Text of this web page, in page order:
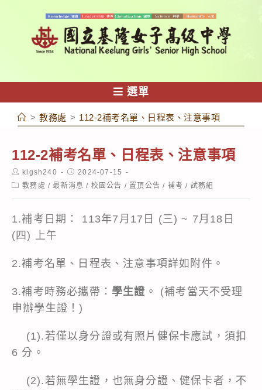
容
選單
> 教務處 > 112-2補考名單、日程表、注意事項
112-2補考名單、日程表、注意事項
Post
author:
klgsh240
Post
published:
2024-07-15
Post教務處 / 最新消息 / 校園公告 / 置頂公告 / 補考 / 試務組
1.補考日期： 113年7月17日 (三) ~ 7月18日
(四) 上午
2.補考名單、日程表、注意事項詳如附件。
3.補考時務必攜帶： 學生證 。 (補考當天不受理
申辦學生證！)
(1).若僅以身分證或有照片健保卡應試，須扣
6 分。
(2).若無學生證，也無身分證、健保卡者，不